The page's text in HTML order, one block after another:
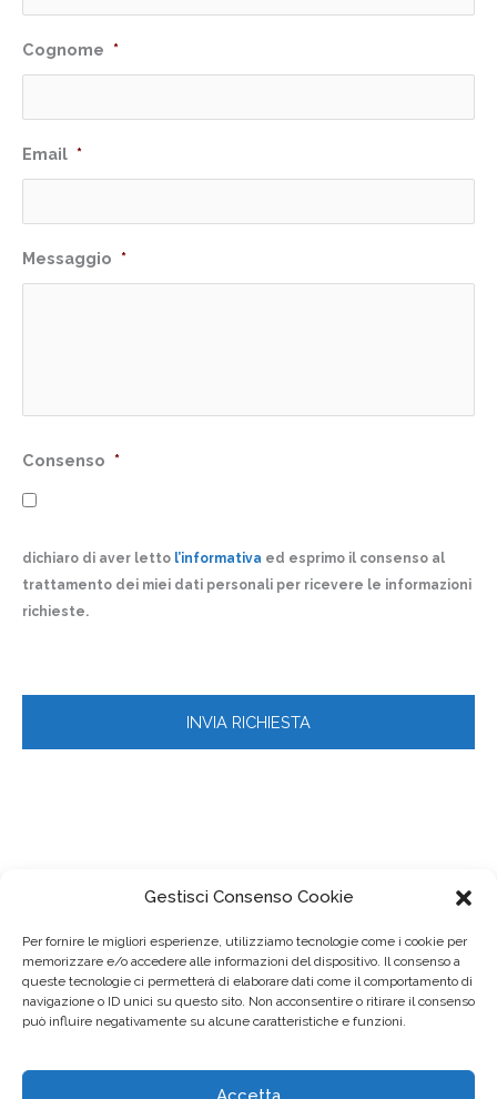
Gestisci Consenso Cookie
Per fornire le migliori esperienze, utilizziamo tecnologie come i cookie per
memorizzare e/o accedere alle informazioni del dispositivo. Il consenso a
queste tecnologie ci permetterà di elaborare dati come il comportamento di
navigazione o ID unici su questo sito. Non acconsentire o ritirare il consenso
può influire negativamente su alcune caratteristiche e funzioni.
Cognome *
Email *
Messaggio *
Consenso *
dichiaro di aver letto l’informativa ed esprimo il consenso al
trattamento dei miei dati personali per ricevere le informazioni
richieste.